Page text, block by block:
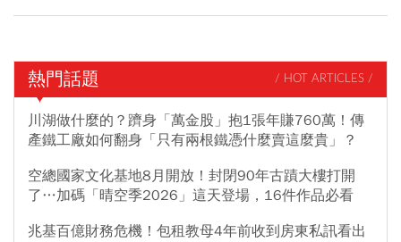
熱門話題 / HOT ARTICLES /
川湖做什麼的？躋身「萬金股」抱1張年賺760萬！傳
產鐵工廠如何翻身「只有兩根鐵憑什麼賣這麼貴」？
空總國家文化基地8月開放！封閉90年古蹟大樓打開
了…加碼「晴空季2026」這天登場，16件作品必看
兆基百億財務危機！包租教母4年前收到房東私訊看出